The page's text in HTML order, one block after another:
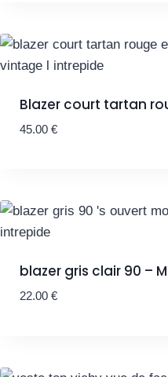
Blazer court tartan
45.00 €
blazer gris clair 90 –
22.00 €